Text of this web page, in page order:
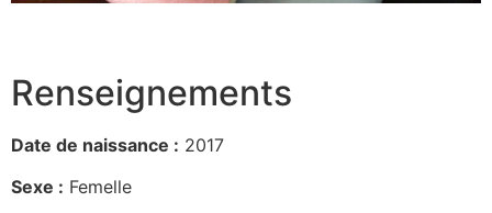
Renseignements
Date de naissance : 2017
Sexe : Femelle